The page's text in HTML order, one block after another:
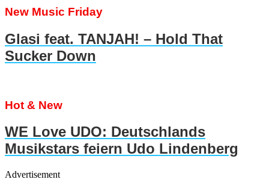
New Music Friday
Glasi feat. TANJAH! – Hold That
Sucker Down
Hot & New
WE Love UDO: Deutschlands
Musikstars feiern Udo Lindenberg
Advertisement